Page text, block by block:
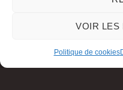
VOIR LES
Politique de cookies